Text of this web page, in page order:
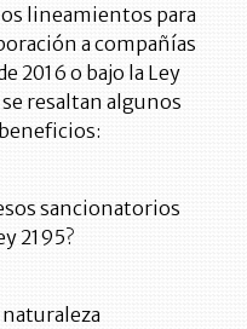
lineamientos para
a compañías
2016 o bajo la Ley
resaltan algunos
sancionatorios
2195?